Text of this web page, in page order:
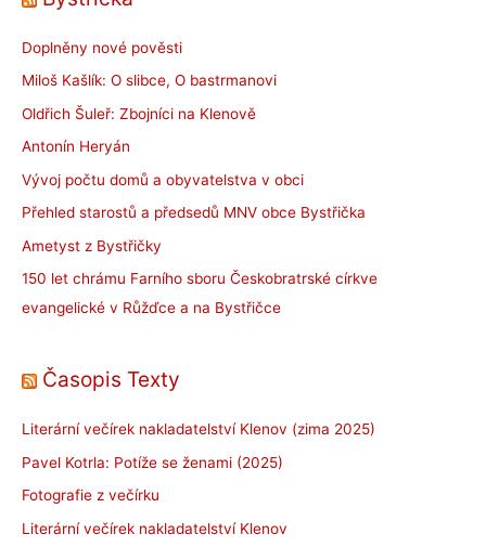
Doplněny nové pověsti
Miloš Kašlík: O slibce, O bastrmanovi
Oldřich Šuleř: Zbojníci na Klenově
Antonín Heryán
Vývoj počtu domů a obyvatelstva v obci
Přehled starostů a předsedů MNV obce Bystřička
Ametyst z Bystřičky
150 let chrámu Farního sboru Českobratrské církve
evangelické v Růžďce a na Bystřičce
Časopis Texty
Literární večírek nakladatelství Klenov (zima 2025)
Pavel Kotrla: Potíže se ženami (2025)
Fotografie z večírku
Literární večírek nakladatelství Klenov